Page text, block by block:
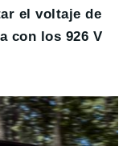
el voltaje de
con los 926 V